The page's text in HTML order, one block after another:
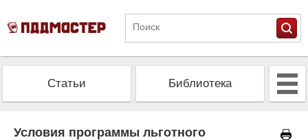
Статьи Библиотека
Условия программы льготного